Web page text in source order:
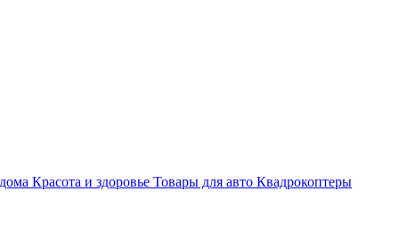
Красота и здоровье Товары для авто Квадрокоптеры